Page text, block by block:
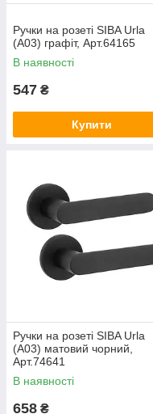
Ручки на розеті SIBA Urla
(А03) графіт, Арт.64165
В наявності
547 ₴
Купити
Ручки на розеті SIBA Urla
(А03) матовий чорний,
Арт.74641
В наявності
658 ₴